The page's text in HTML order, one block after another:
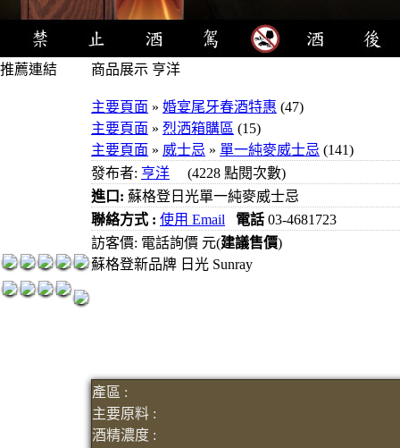
推薦連結 商品展示 亨洋
主要頁面 » 婚宴尾牙春酒特惠 (47)
主要頁面 » 烈洒箱購區 (15)
主要頁面 » 威士忌 » 單一純麥威士忌 (141)
發布者: 亨洋 (4228 點閱次數)
進口: 蘇格登日光單一純麥威士忌
聯絡方式 : 使用 Email 電話 03-4681723
訪客價: 電話詢價 元(建議售價)
蘇格登新品牌 日光 Sunray
產區 :
主要原料 :
酒精濃度 :